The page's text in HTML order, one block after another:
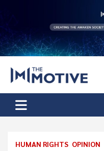
content
The Motive
HUMAN RIGHTS OPINION